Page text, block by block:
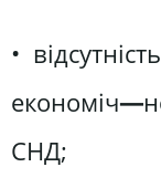
•
економіч—
СНД;